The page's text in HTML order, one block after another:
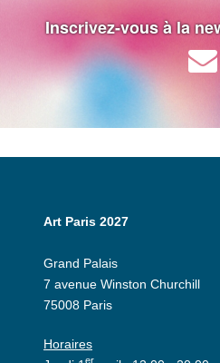
Inscrivez-vous à la
Art Paris 2027
Grand Palais
7 avenue Winston Churchill
75008 Paris
Horaires
er